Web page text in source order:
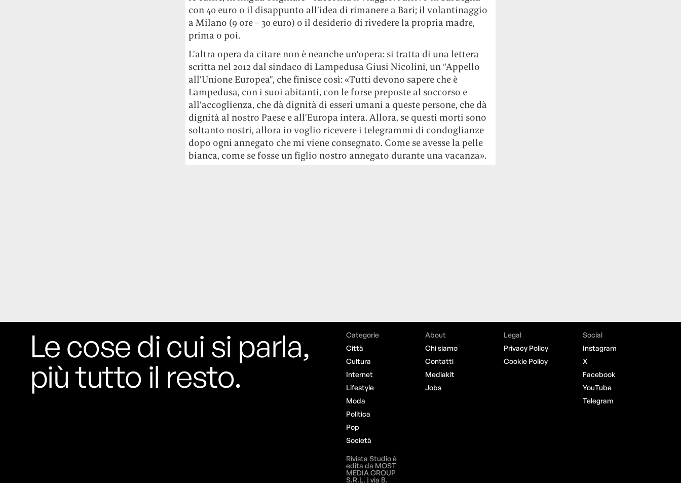
con 40 euro o il disappunto all’idea di rimanere a Bari; il volantinaggio
a Milano (9 ore – 30 euro) o il desiderio di rivedere la propria madre,
prima o poi.
L’altra opera da citare non è neanche un’opera: si tratta di una lettera
scritta nel 2012 dal sindaco di Lampedusa Giusi Nicolini, un “Appello
all’Unione Europea”, che finisce così: «Tutti devono sapere che è
Lampedusa, con i suoi abitanti, con le forse preposte al soccorso e
all’accoglienza, che dà dignità di esseri umani a queste persone, che dà
dignità al nostro Paese e all’Europa intera. Allora, se questi morti sono
soltanto nostri, allora io voglio ricevere i telegrammi di condoglianze
dopo ogni annegato che mi viene consegnato. Come se avesse la pelle
bianca, come se fosse un figlio nostro annegato durante una vacanza».
Le cose di cui si parla,
più tutto il resto.
Categorie
Città
Cultura
Internet
Lifestyle
Moda
Politica
Pop
Società
About
Chi siamo
Contatti
Mediakit
Jobs
Legal
Privacy Policy
Cookie Policy
Social
Instagram
X
Facebook
YouTube
Telegram
Rivista Studio è
edita da MOST
MEDIA GROUP
S.R.L. | via B.